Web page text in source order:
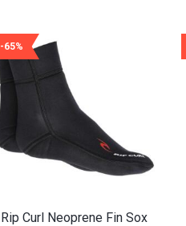
-65%
Rip Curl Neoprene Fin Sox